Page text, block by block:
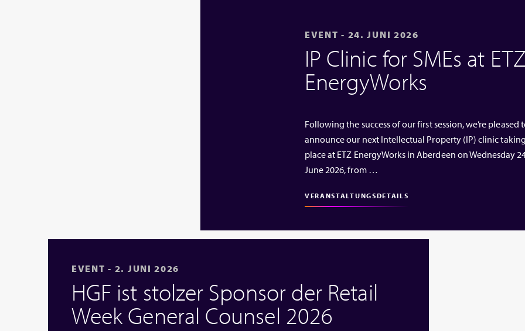
EVENT - 24. JUNI 2026
IP Clinic for SMEs at
EnergyWorks
Following the success of our first session, we’re pleased
announce our next Intellectual Property (IP) clinic
place at ETZ EnergyWorks in Aberdeen on Wednesday
June 2026, from …
VERANSTALTUNGSDETAILS
EVENT - 2. JUNI 2026
HGF ist stolzer Sponsor der Retail
Week General Counsel 2026